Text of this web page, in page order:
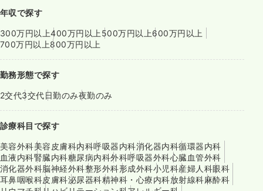
年収で探す
300万円以上400万円以上 500万円以上600万円以上
700万円以上800万円以上
勤務形態で探す
2交代3交代日勤のみ夜勤のみ
診療科目で探す
美容外科美容皮膚科内科呼吸器内科消化器内科循環器内科
血液内科腎臓内科糖尿病内科外科呼吸器外科心臓血管外科
消化器外科脳神経外科整形外科形成外科小児科産婦人科眼科
耳鼻咽喉科皮膚科泌尿器科精神科・心療内科放射線科麻酔科